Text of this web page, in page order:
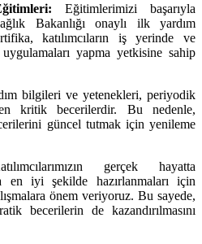
Eğitimlerimizi başarıyla
Bakanlığı onaylı ilk yardım
katılımcıların iş yerinde ve
yapma yetkisine sahip
bilgileri ve yetenekleri, periyodik
kritik becerilerdir. Bu nedenle,
güncel tutmak için yenileme
gerçek hayatta
en iyi şekilde hazırlanmaları için
önem veriyoruz. Bu sayede,
becerilerin de kazandırılmasını